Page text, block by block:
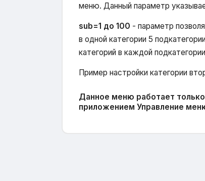
меню. Данный параметр
sub=1 до 100 - параметр
в одной категории 5
категорий в каждой
Пример настройки категории
Данное меню работает
приложением Управление